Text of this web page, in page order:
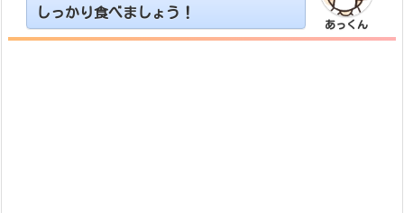
あっくん
しっかり食べましょう！